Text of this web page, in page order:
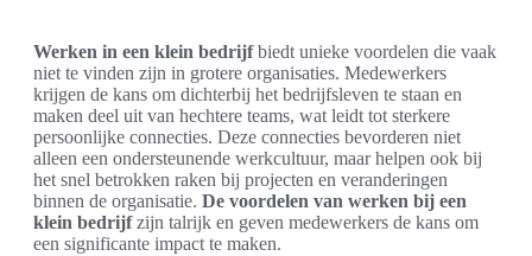
Werken in een klein bedrijfbiedt unieke voordelen die vaak
niet te vinden zijn in grotere organisaties. Medewerkers
krijgen de kans om dichterbij het bedrijfsleven te staan en
maken deel uit van hechtere teams, wat leidt tot sterkere
persoonlijke connecties. Deze connecties bevorderen niet
alleen een ondersteunende werkcultuur, maar helpen ook bij
het snel betrokken raken bij projecten en veranderingen
binnen de organisatie. De voordelen van werken bij een
klein bedrijfzijn talrijk en geven medewerkers de kans om
een significante impact te maken.